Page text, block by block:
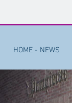
HOME - NEWS